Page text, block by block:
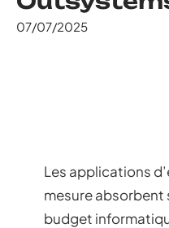
07/07/2025
Les applications
mesure absorbent
budget